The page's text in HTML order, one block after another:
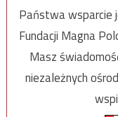
Państwa wsparcie
Fundacji Magna
Masz
niezależnych